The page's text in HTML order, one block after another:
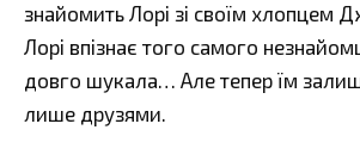
знайомить Лорі зі своїм хлопцем
Лорі впізнає того самого
довго шукала… Але тепер їм
лише друзями.